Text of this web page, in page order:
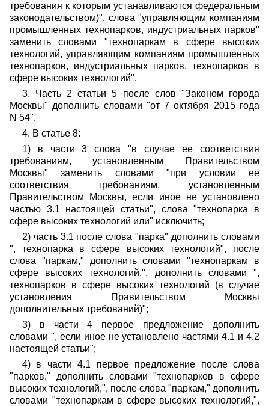
требования к которым устанавливаются федеральным
законодательством)", слова "управляющим компаниям
промышленных технопарков, индустриальных парков"
заменить словами "технопаркам в сфере высоких
технологий, управляющим компаниям промышленных
технопарков, индустриальных парков, технопарков в
сфере высоких технологий".
3. Часть 2 статьи 5 после слов "Законом города
Москвы" дополнить словами "от 7 октября 2015 года
N 54".
4. В статье 8:
1) в части 3 слова "в случае ее соответствия
требованиям, установленным Правительством
Москвы" заменить словами "при условии ее
соответствия требованиям, установленным
Правительством Москвы, если иное не установлено
частью 3.1 настоящей статьи", слова "технопарка в
сфере высоких технологий или" исключить;
2) часть 3.1 после слова "парка" дополнить словами
", технопарка в сфере высоких технологий", после
слова "паркам," дополнить словами "технопаркам в
сфере высоких технологий,", дополнить словами ",
технопарков в сфере высоких технологий (в случае
установления Правительством Москвы
дополнительных требований)";
3) в части 4 первое предложение дополнить
словами ", если иное не установлено частями 4.1 и 4.2
настоящей статьи";
4) в части 4.1 первое предложение после слова
"парков," дополнить словами "технопарков в сфере
высоких технологий,", после слова "паркам," дополнить
словами "технопаркам в сфере высоких технологий,",